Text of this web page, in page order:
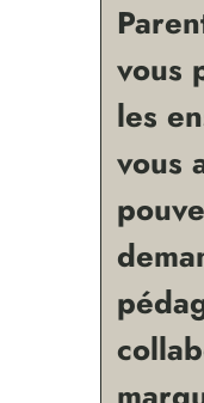
vous
les
vous